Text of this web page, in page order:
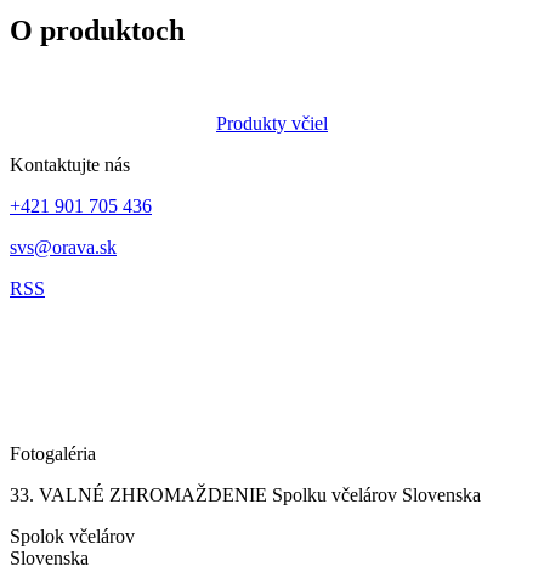
O produktoch
Produkty včiel
Kontaktujte nás
+421 901 705 436
svs@orava.sk
RSS
Fotogaléria
33. VALNÉ ZHROMAŽDENIE Spolku včelárov Slovenska
Spolok včelárov
Slovenska